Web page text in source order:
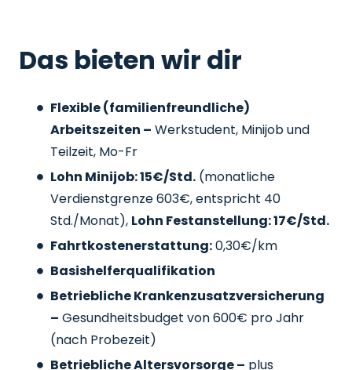
Das bieten wir dir
Flexible (familienfreundliche)
Arbeitszeiten – Werkstudent, Minijob und
Teilzeit, Mo-Fr
Lohn Minijob: 15€/Std. (monatliche
Verdienstgrenze 603€, entspricht 40
Std./Monat), Lohn Festanstellung: 17€/Std.
Fahrtkostenerstattung:0,30€/km
Basishelferqualifikation
Betriebliche Krankenzusatzversicherung
– Gesundheitsbudget von 600€ pro Jahr
(nach Probezeit)
Betriebliche Altersvorsorge – plus